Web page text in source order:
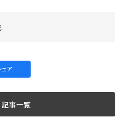
ェア
記事一覧